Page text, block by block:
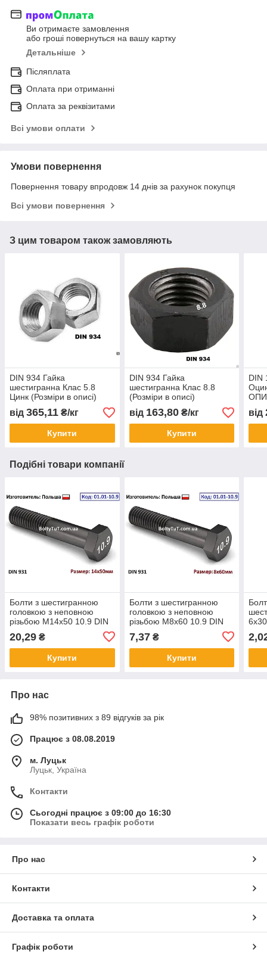
Ви отримаєте замовлення
або гроші повернуться на вашу картку
Детальніше
Післяплата
Оплата при отриманні
Оплата за реквізитами
Всі умови оплати
Умови повернення
Повернення товару впродовж 14 днів за рахунок покупця
Всі умови повернення
З цим товаром також замовляють
DIN 934 Гайка
шестигранна Клас 5.8
Цинк (Розміри в описі)
від 365,11 ₴/кг
Купити
DIN 934 Гайка
шестигранна Клас 8.8
(Розміри в описі)
від 163,80₴/кг
Купити
DIN
від
Подібні товари компанії
Болти з шестигранною
головкою з неповною
різьбою М14х50 10.9 DIN
20,29 ₴
Купити
Болти з шестигранною
головкою з неповною
різьбою М8х60 10.9 DIN
7,37₴
Купити
Про нас
98% позитивних з 89 відгуків за рік
Працює з 08.08.2019
м. Луцьк
Луцьк, Україна
Контакти
Сьогодні працює з 09:00 до 16:30
Показати весь графік роботи
Про нас
Контакти
Доставка та оплата
Графік роботи